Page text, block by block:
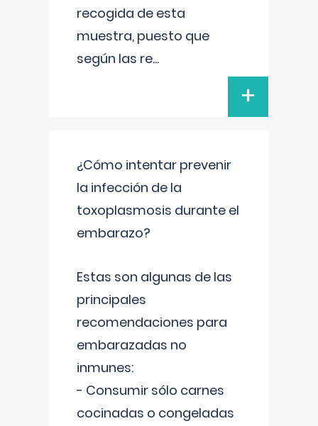
recogida de esta
muestra, puesto que
según las re...
+
¿Cómo intentar prevenir
la infección de la
toxoplasmosis durante el
embarazo?
Estas son algunas de las
principales
recomendaciones para
embarazadas no
inmunes:
- Consumir sólo carnes
cocinadas o congeladas